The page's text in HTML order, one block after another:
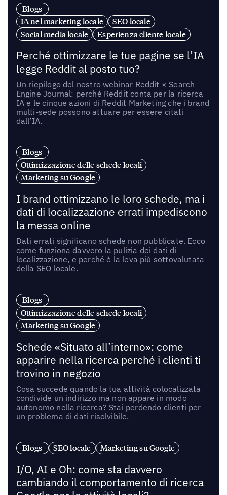
Blogs
IA nel marketing locale
SEO locale
Social media locale
Esperienza cliente locale
Perché ottimizzare le tue pagine se l’IA
legge Reddit al posto tuo?
Un riepilogo del nostro webinar Reddit × Search
Engine Journal: perché Reddit conta per la ricerca
IA e le cinque azioni di Reddit Marketing che i brand
multi-sede possono attuare per essere citati
dall’IA.
Blogs
Ottimizzazione delle schede locali
Marketing su Google
I brand ottimizzano le loro schede, ma i
dati di localizzazione errati impediscono
la messa online
Dati errati significano schede non pubblicate. Ecco
come funziona davvero la pulizia dei dati di
localizzazione, e perché è la leva più sottovalutata
della SEO locale.
Blogs
Ottimizzazione delle schede locali
Marketing su Google
Schede «Situato all’interno»: come
apparire nella ricerca perché i clienti ti
trovino in negozio
Cosa succede quando la tua attività colocalizzata
condivide un indirizzo ma non appare in modo
autonomo nella ricerca? Stai perdendo clienti per
un problema di dati risolvibile.
Blogs SEO locale Marketing su Google
I/O, AI e Oh: come sta davvero
cambiando il comportamento di ricerca